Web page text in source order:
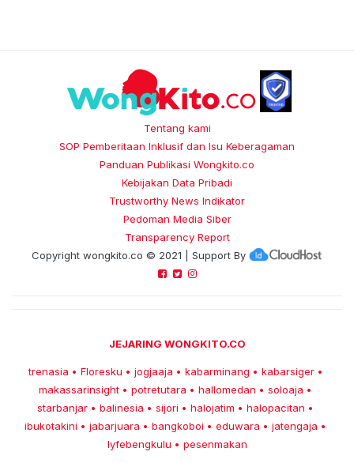
Tentang kami
SOP Pemberitaan Inklusif dan Isu Keberagaman
Panduan Publikasi Wongkito.co
Kebijakan Data Pribadi
Trustworthy News Indikator
Pedoman Media Siber
Transparency Report
Copyright wongkito.co © 2021 | Support By
JEJARING WONGKITO.CO
trenasia • Floresku • jogjaaja • kabarminang • kabarsiger •
makassarinsight • potretutara • hallomedan • soloaja •
starbanjar • balinesia • sijori • halojatim • halopacitan •
ibukotakini • jabarjuara • bangkoboi • eduwara • jatengaja •
lyfebengkulu • pesenmakan